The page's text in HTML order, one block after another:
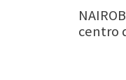
centro